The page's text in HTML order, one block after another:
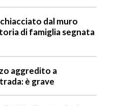
dal muro
di famiglia segnata
aggredito a
è grave